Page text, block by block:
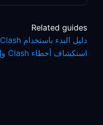
Related guides
دليل البدء باستخدام Clash
استكشاف أخطاء Clash وإصلاحها